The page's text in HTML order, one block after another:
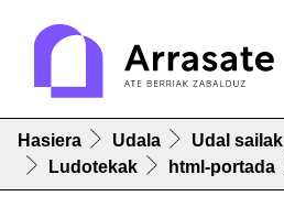
Hasiera Udala Udal sailak
Ludotekak
html-portada